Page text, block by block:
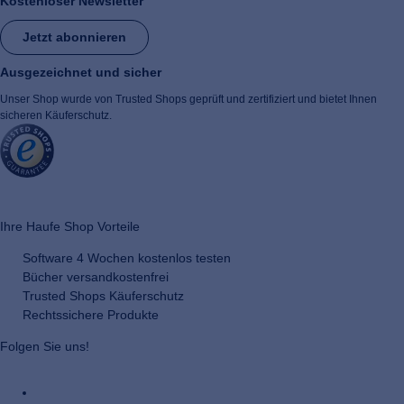
Jetzt abonnieren
Ausgezeichnet und sicher
Unser Shop wurde von Trusted Shops geprüft und zertifiziert und bietet Ihnen
sicheren Käuferschutz.
Ihre Haufe Shop Vorteile
Software 4 Wochen kostenlos testen
Bücher versandkostenfrei
Trusted Shops Käuferschutz
Rechtssichere Produkte
Folgen Sie uns!